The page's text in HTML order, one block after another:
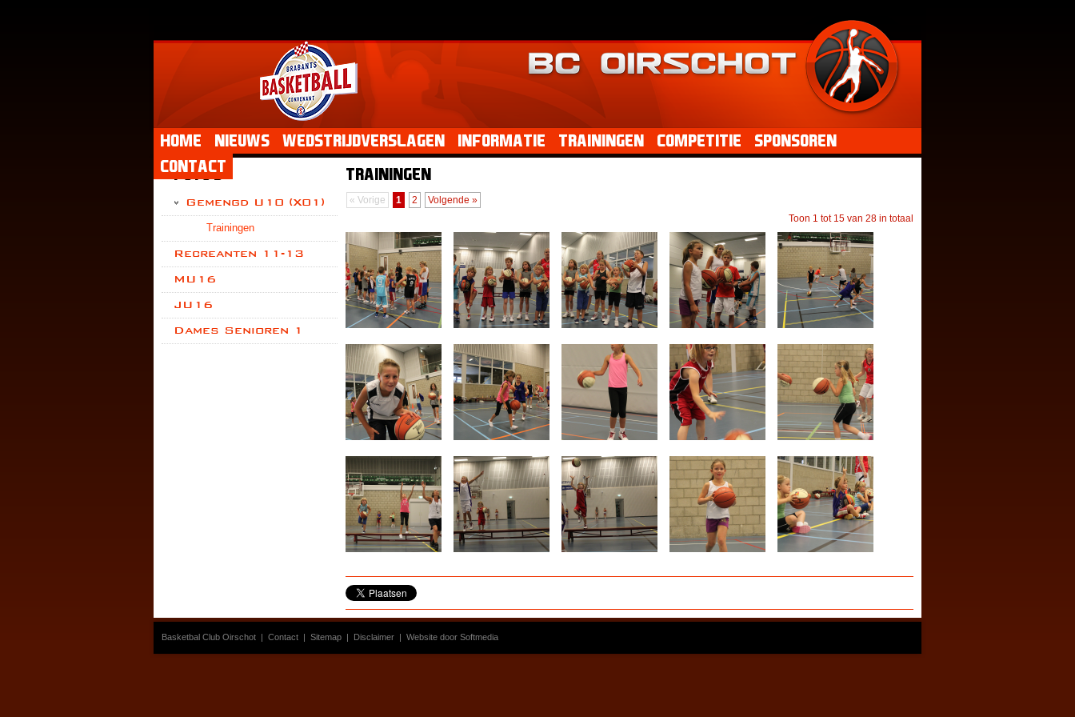
Home Nieuws Wedstrijdverslagen Informatie Trainingen Competitie
Sponsoren
Contact
Foto's
Gemengd U10 (X01)
Trainingen
Recreanten 11-13
MU16
JU16
Dames Senioren 1
Trainingen
« Vorige 1 2
Volgende »
Toon 1 tot 15 van 28 in totaal
Basketbal Club Oirschot | Contact | Sitemap | Disclaimer | Website door Softmedia